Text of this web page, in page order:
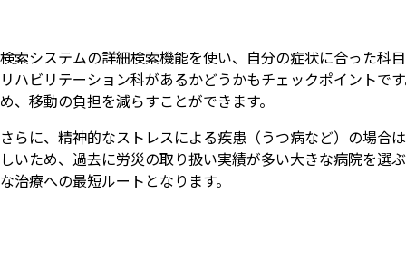
検索システムの詳細検索機能を使い、自分の症状に合った科
リハビリテーション科があるかどうかもチェックポイントで
め、移動の負担を減らすことができます。
さらに、精神的なストレスによる疾患（うつ病など）の場合
しいため、過去に労災の取り扱い実績が多い大きな病院を選
な治療への最短ルートとなります。